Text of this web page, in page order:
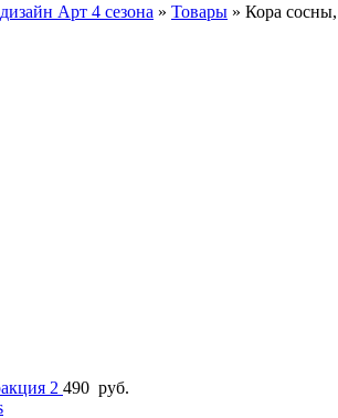
Арт 4 сезона » Товары » Кора сосны,
2 490 руб.